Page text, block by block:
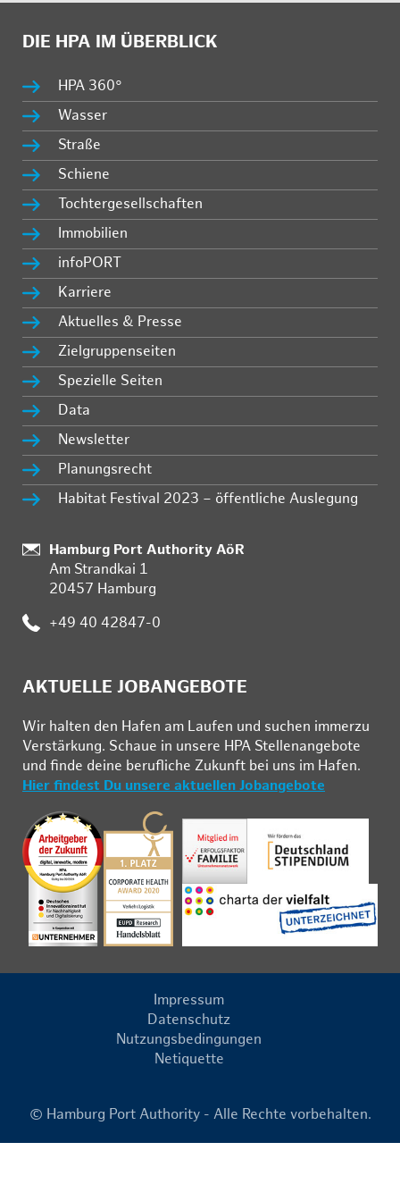
DIE HPA IM ÜBERBLICK
HPA 360°
Wasser
Straße
Schiene
Tochtergesellschaften
Immobilien
infoPORT
Karriere
Aktuelles & Presse
Zielgruppenseiten
Spezielle Seiten
Data
Newsletter
Planungsrecht
Habitat Festival 2023 – öffentliche Auslegung
:
Hamburg Port Authority AöR
Am Strandkai 1
20457 Hamburg
: +49 40 42847-0
AKTUELLE JOBANGEBOTE
Wir hal­ten den Ha­fen am Lau­fen und su­chen im­mer­zu
Ver­stär­kung. Schau­e in un­se­re HPA Stel­len­an­ge­bo­te
und fin­de deine be­ruf­li­che Zu­kunft bei uns im Ha­fen.
Hier findest Du unsere aktuellen Jobangebote
Impressum
Datenschutz
Nutzungsbedingungen
Netiquette
© Hamburg Port Authority - Alle Rechte vorbehalten.